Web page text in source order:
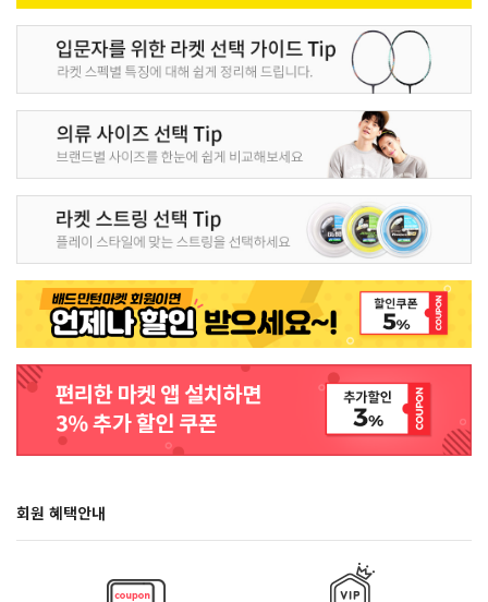
회원 혜택안내